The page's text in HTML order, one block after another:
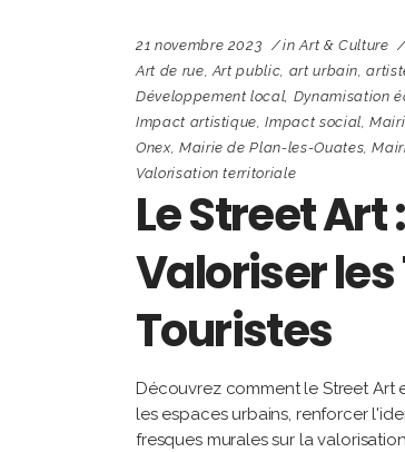
21 novembre 2023 in Art & Culture
Art de rue Art public art urbain ,
Développement local Dynamisation
Impact artistique ,Impact social ,
Onex, Mairie de Plan-les-Ouates ,
Valorisation territoriale
Le Street
Valoriser
Touristes
Découvrez comment le Street Art
les espaces urbains, renforcer
fresques murales sur la